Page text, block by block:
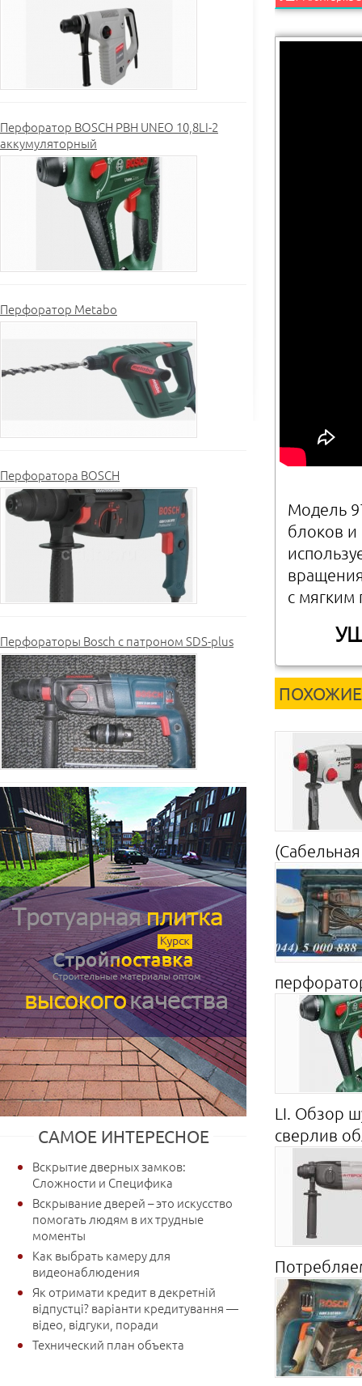
Перфоратор BOSCH PBH UNEO 10,8LI-2
аккумуляторный
Перфоратор Metabo
Перфоратора BOSCH
Перфораторы Bosch с патроном SDS-plus
САМОЕ ИНТЕРЕСНОЕ
Вскрытие дверных замков:
Сложности и Специфика
Вскрывание дверей – это искусство
помогать людям в их трудные
моменты
Как выбрать камеру для
видеонаблюдения
Як отримати кредит в декретній
відпустці? варіанти кредитування —
відео, відгуки, поради
Технический план объекта
Модель
блоков и
с мягким
LI. Обзор
сверлив